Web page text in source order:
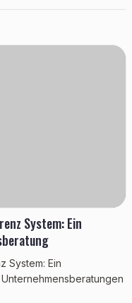
System: Ein
System: Ein